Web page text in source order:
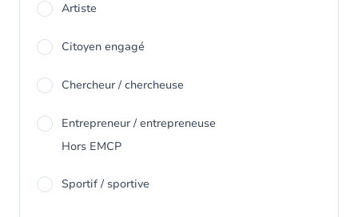
Artiste
Citoyen engagé
Chercheur / chercheuse
Entrepreneur / entrepreneuse
Hors EMCP
Sportif / sportive